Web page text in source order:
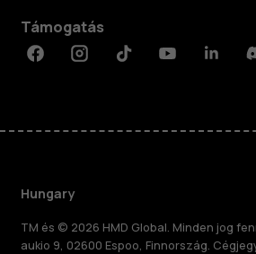
Támogatás
FacebookInstagramTiktokYoutube
Hungary
TM és © 2026 HMD Global. Minden jog
aukio 9, 02600 Espoo, Finnország.